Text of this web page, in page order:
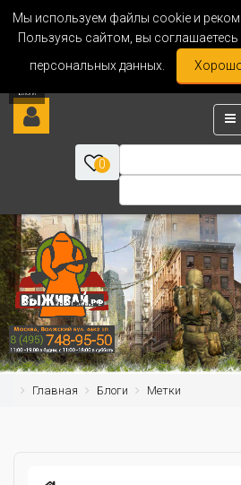
Мы используем файлы cookie и
Пользуясь сайтом, вы
персональных данных.
0
Главная Блоги Метки